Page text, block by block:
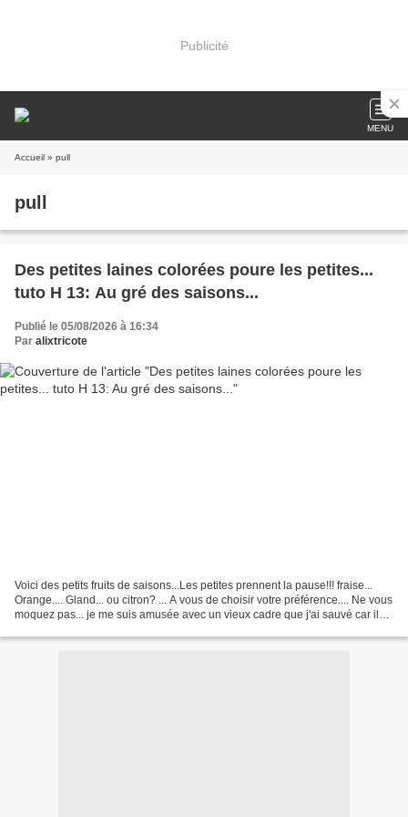
Publicité
MENU
Accueil » pull
pull
Des petites laines colorées poure les petites...
tuto H 13: Au gré des saisons...
Publié le 05/08/2026 à 16:34
Par alixtricote
Voici des petits fruits de saisons...Les petites prennent la pause!!! fraise...
Orange.... Gland... ou citron? ... A vous de choisir votre préférence.... Ne vous
moquez pas... je me suis amusée avec un vieux cadre que j'ai sauvé car il